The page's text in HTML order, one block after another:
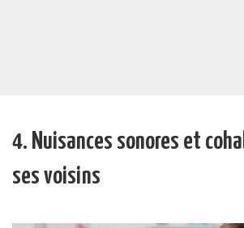
4. Nuisances sonores et
ses voisins